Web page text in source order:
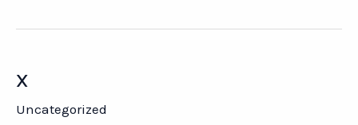
x
Uncategorized